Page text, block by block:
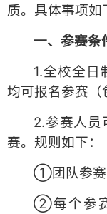
质。具体事项如
一、参赛条
1.全校全日
均可报名参赛（
2.参赛人员
赛。规则如下：
①团队参赛
②每个参